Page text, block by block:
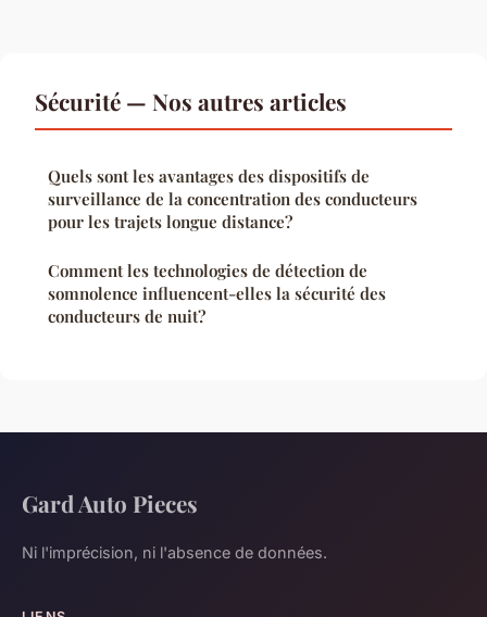
Sécurité — Nos autres articles
Quels sont les avantages des dispositifs de
surveillance de la concentration des conducteurs
pour les trajets longue distance?
Comment les technologies de détection de
somnolence influencent-elles la sécurité des
conducteurs de nuit?
Gard Auto Pieces
Ni l'imprécision, ni l'absence de données.